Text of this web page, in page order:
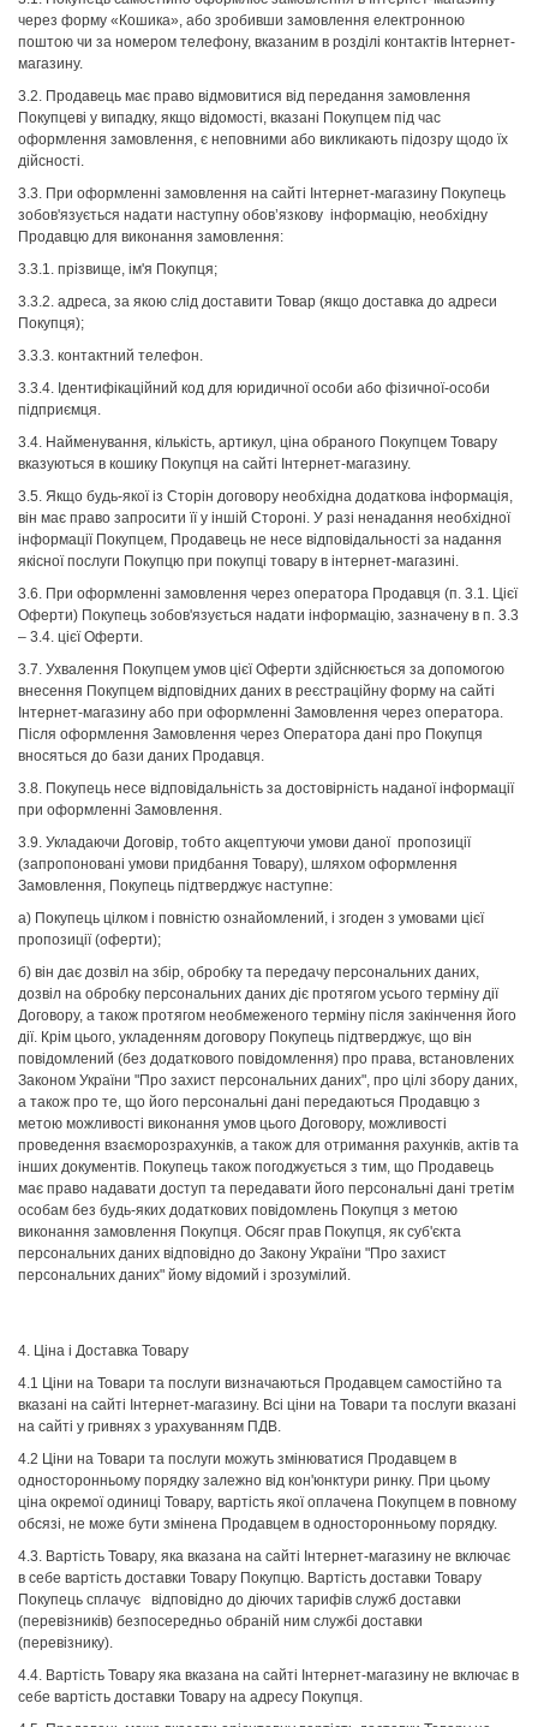
через форму «Кошика», або зробивши замовлення електронною
поштою чи за номером телефону, вказаним в розділі контактів Інтернет-
магазину.
3.2. Продавець має право відмовитися від передання замовлення
Покупцеві у випадку, якщо відомості, вказані Покупцем під час
оформлення замовлення, є неповними або викликають підозру щодо їх
дійсності.
3.3. При оформленні замовлення на сайті Інтернет-магазину Покупець
зобов'язується надати наступну обов’язкову інформацію, необхідну
Продавцю для виконання замовлення:
3.3.1. прізвище, ім'я Покупця;
3.3.2. адреса, за якою слід доставити Товар (якщо доставка до адреси
Покупця);
3.3.3. контактний телефон.
3.3.4. Ідентифікаційний код для юридичної особи або фізичної-особи
підприємця.
3.4. Найменування, кількість, артикул, ціна обраного Покупцем Товару
вказуються в кошику Покупця на сайті Інтернет-магазину.
3.5. Якщо будь-якої із Сторін договору необхідна додаткова інформація,
він має право запросити її у іншій Стороні. У разі ненадання необхідної
інформації Покупцем, Продавець не несе відповідальності за надання
якісної послуги Покупцю при покупці товару в інтернет-магазині.
3.6. При оформленні замовлення через оператора Продавця (п. 3.1. Цієї
Оферти) Покупець зобов'язується надати інформацію, зазначену в п. 3.3
– 3.4. цієї Оферти.
3.7. Ухвалення Покупцем умов цієї Оферти здійснюється за допомогою
внесення Покупцем відповідних даних в реєстраційну форму на сайті
Інтернет-магазину або при оформленні Замовлення через оператора.
Після оформлення Замовлення через Оператора дані про Покупця
вносяться до бази даних Продавця.
3.8. Покупець несе відповідальність за достовірність наданої інформації
при оформленні Замовлення.
3.9. Укладаючи Договір, тобто акцептуючи умови даної пропозиції
(запропоновані умови придбання Товару), шляхом оформлення
Замовлення, Покупець підтверджує наступне:
а) Покупець цілком і повністю ознайомлений, і згоден з умовами цієї
пропозиції (оферти);
б) він дає дозвіл на збір, обробку та передачу персональних даних,
дозвіл на обробку персональних даних діє протягом усього терміну дії
Договору, а також протягом необмеженого терміну після закінчення його
дії. Крім цього, укладенням договору Покупець підтверджує, що він
повідомлений (без додаткового повідомлення) про права, встановлених
Законом України "Про захист персональних даних", про цілі збору даних,
а також про те, що його персональні дані передаються Продавцю з
метою можливості виконання умов цього Договору, можливості
проведення взаєморозрахунків, а також для отримання рахунків, актів та
інших документів. Покупець також погоджується з тим, що Продавець
має право надавати доступ та передавати його персональні дані третім
особам без будь-яких додаткових повідомлень Покупця з метою
виконання замовлення Покупця. Обсяг прав Покупця, як суб'єкта
персональних даних відповідно до Закону України "Про захист
персональних даних" йому відомий і зрозумілий.
4. Ціна і Доставка Товару
4.1 Ціни на Товари та послуги визначаються Продавцем самостійно та
вказані на сайті Інтернет-магазину. Всі ціни на Товари та послуги вказані
на сайті у гривнях з урахуванням ПДВ.
4.2 Ціни на Товари та послуги можуть змінюватися Продавцем в
односторонньому порядку залежно від кон'юнктури ринку. При цьому
ціна окремої одиниці Товару, вартість якої оплачена Покупцем в повному
обсязі, не може бути змінена Продавцем в односторонньому порядку.
4.3. Вартість Товару, яка вказана на сайті Інтернет-магазину не включає
в себе вартість доставки Товару Покупцю. Вартість доставки Товару
Покупець сплачує відповідно до діючих тарифів служб доставки
(перевізників) безпосередньо обраній ним службі доставки
(перевізнику).
4.4. Вартість Товару яка вказана на сайті Інтернет-магазину не включає в
себе вартість доставки Товару на адресу Покупця.